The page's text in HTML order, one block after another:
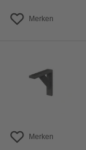
Merken
Merken